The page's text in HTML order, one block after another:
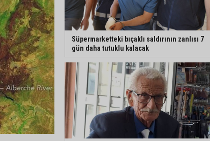
Süpermarketteki bıçaklı saldırının zanlısı 7
gün daha tutuklu kalacak